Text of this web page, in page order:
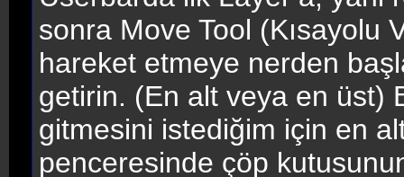
sonra Move Tool (Kısayolu
hareket etmeye nerden
getirin. (En alt veya en üst)
gitmesini istediğim için en
penceresinde çöp